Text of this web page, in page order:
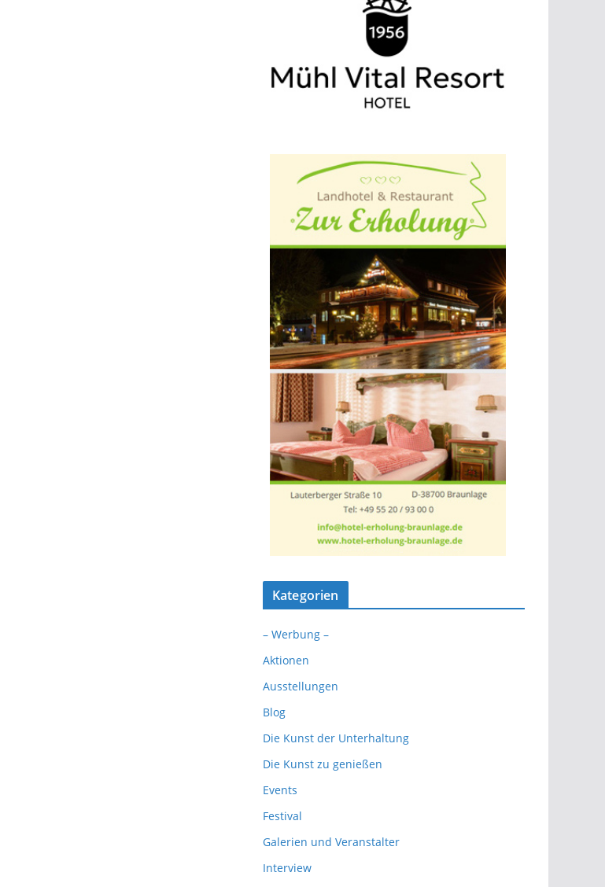
Kategorien
– Werbung –
Aktionen
Ausstellungen
Blog
Die Kunst der Unterhaltung
Die Kunst zu genießen
Events
Festival
Galerien und Veranstalter
Interview